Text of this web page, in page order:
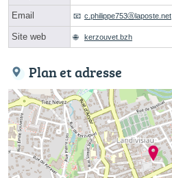
Email c.philippe753ⓐlaposte.net
Site web kerzouvet.bzh
Plan et adresse